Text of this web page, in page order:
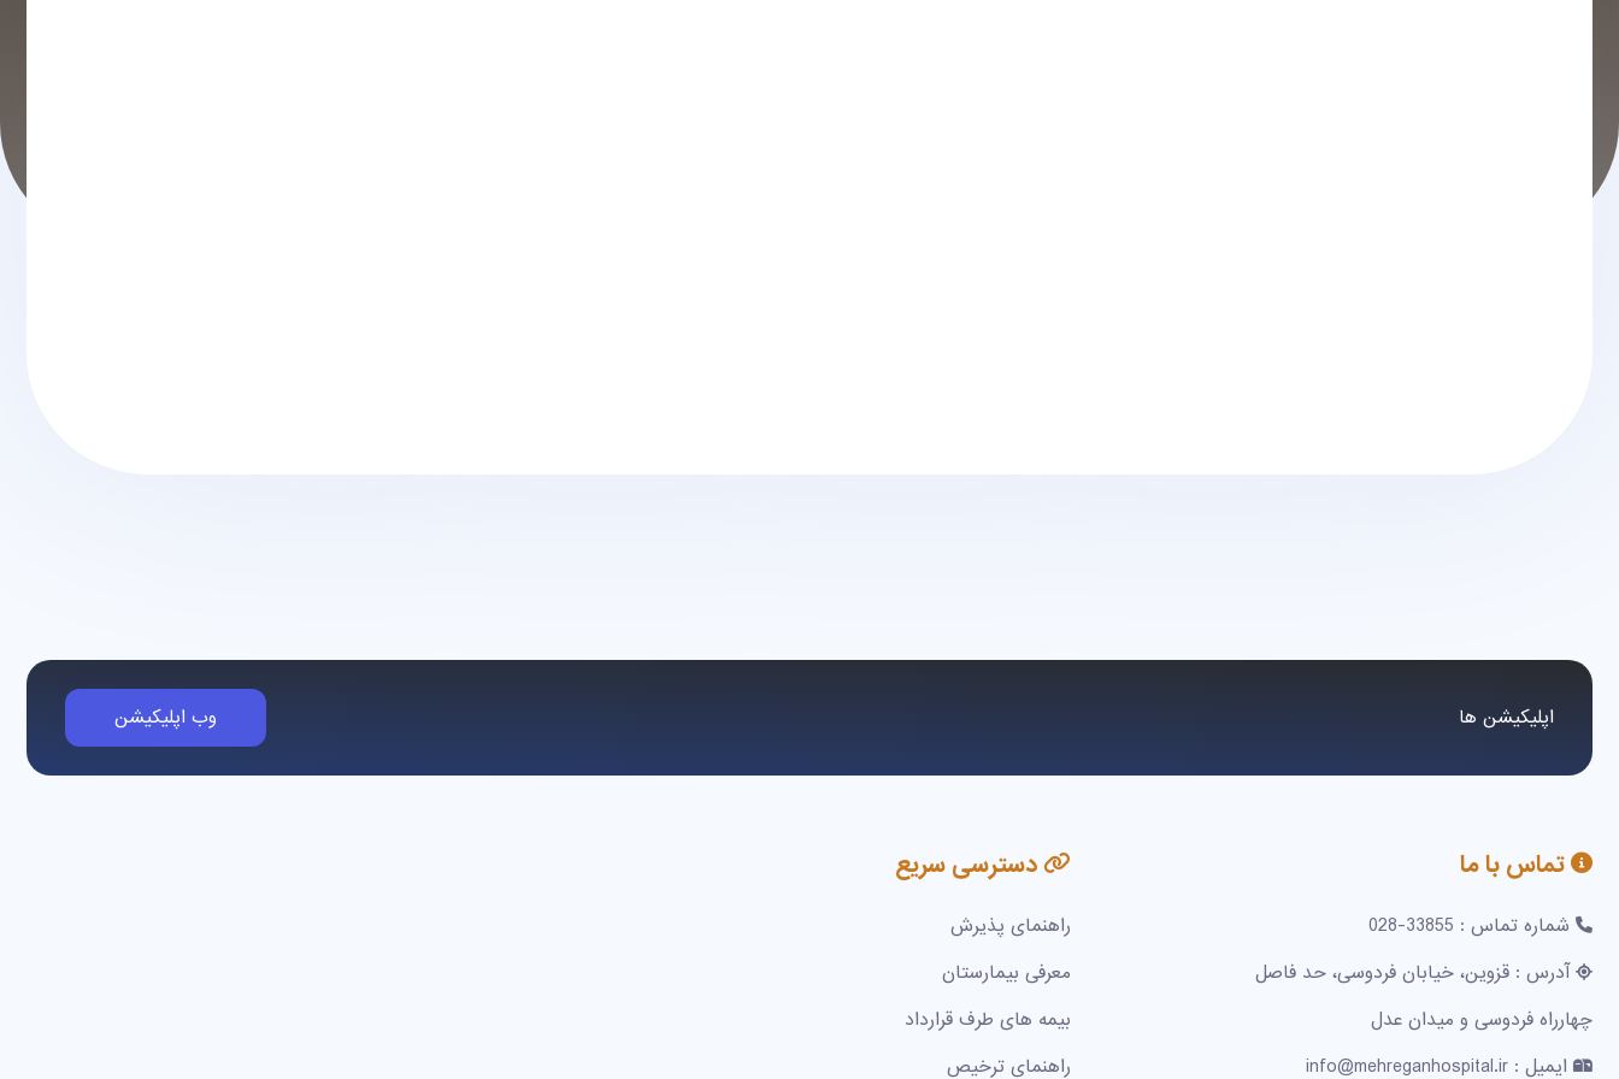
اپلیکیشن ها وب اپلیکیشن
تماس با ما
شماره تماس : 33855-028
آدرس : قزوین، خیابان فردوسی، حد فاصل
چهارراه فردوسی و میدان عدل
ایمیل : info@mehreganhospital.ir
دسترسی سریع
راهنمای پذیرش
معرفی بیمارستان
بیمه های طرف قرارداد
راهنمای ترخیص